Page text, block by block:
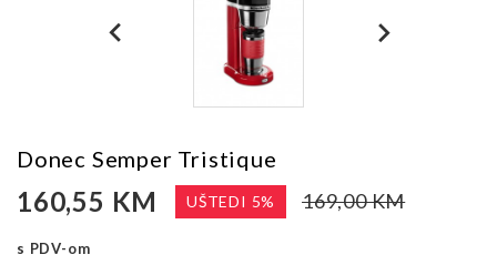
Donec Semper Tristique
160,55 KM UŠTEDI 5% 169,00 KM
s PDV-om